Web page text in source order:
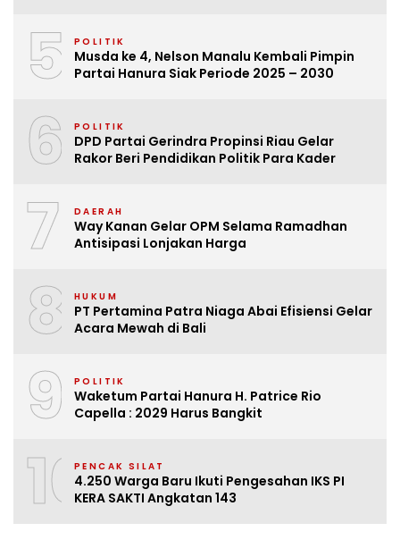
5 POLITIK
Musda ke 4, Nelson Manalu Kembali Pimpin
Partai Hanura Siak Periode 2025 – 2030
6 POLITIK
DPD Partai Gerindra Propinsi Riau Gelar
Rakor Beri Pendidikan Politik Para Kader
7 DAERAH
Way Kanan Gelar OPM Selama Ramadhan
Antisipasi Lonjakan Harga
8 HUKUM
PT Pertamina Patra Niaga Abai Efisiensi Gelar
Acara Mewah di Bali
9 POLITIK
Waketum Partai Hanura H. Patrice Rio
Capella : 2029 Harus Bangkit
10PENCAK SILAT
4.250 Warga Baru Ikuti Pengesahan IKS PI
KERA SAKTI Angkatan 143